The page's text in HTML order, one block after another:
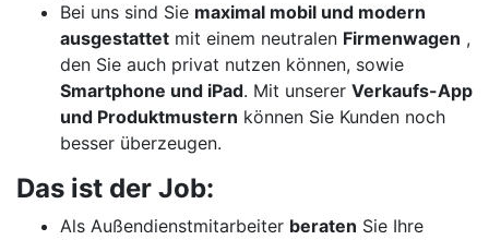
Bei uns sind Sie maximal mobil und modern
ausgestattet mit einem neutralen Firmenwagen ,
den Sie auch privat nutzen können, sowie
Smartphone und iPad. Mit unserer Verkaufs-App
und Produktmustern können Sie Kunden noch
besser überzeugen.
Das ist der Job:
Als Außendienstmitarbeiter beraten Sie Ihre